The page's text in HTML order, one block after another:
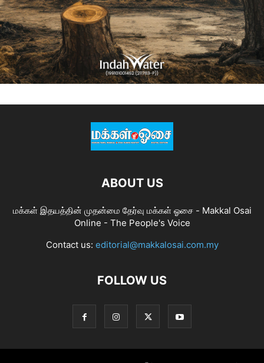
ABOUT US
மக்கள் இதயத்தின் முதன்மை தேர்வு மக்கள் ஓசை - Makkal Osai
Online - The People's Voice
Contact us: editorial@makkalosai.com.my
FOLLOW US